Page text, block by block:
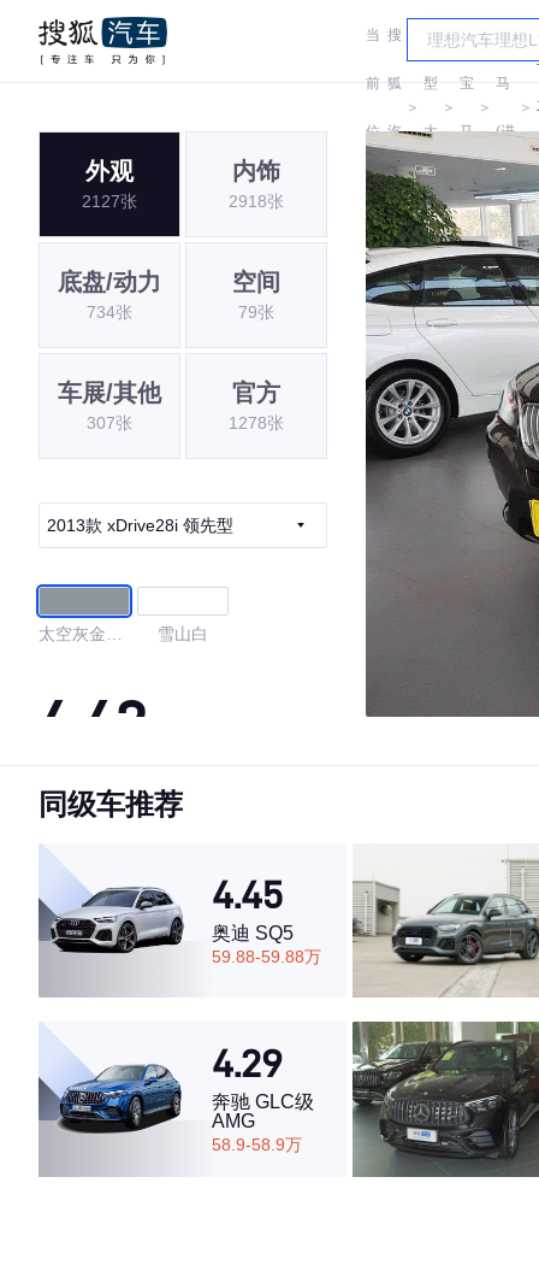
当
前
位
置:
搜
狐
汽
车
＞
车
型
大
全
＞
宝
马
＞
宝
马
(进
＞
外观
2127张
内饰
2918张
底盘/动力
734张
空间
79张
车展/其他
307张
官方
1278张
2013款 xDrive28i 领先型
太空灰金属
雪山白
4.42
·外观表现一般，低于62%同级车
·空间表现一般，低于71%同级车
同级车推荐
4.45
奥迪 SQ5
59.88-59.88万
4.29
奔驰 GLC级
AMG
58.9-58.9万